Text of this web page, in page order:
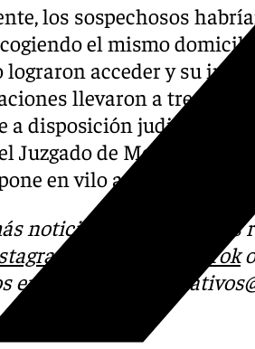
los sospechosos
el mismo
lograron acceder y su
llevaron a tres
a disposición judicial y
el Juzgado de Menores el
pone en vilo a la ciudad de
noticias de 101Tv en las
Tik Tok
en el correo